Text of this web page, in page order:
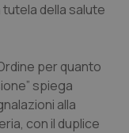
Ulcerosa
della salute
per quanto
spiega
alla
con il duplice